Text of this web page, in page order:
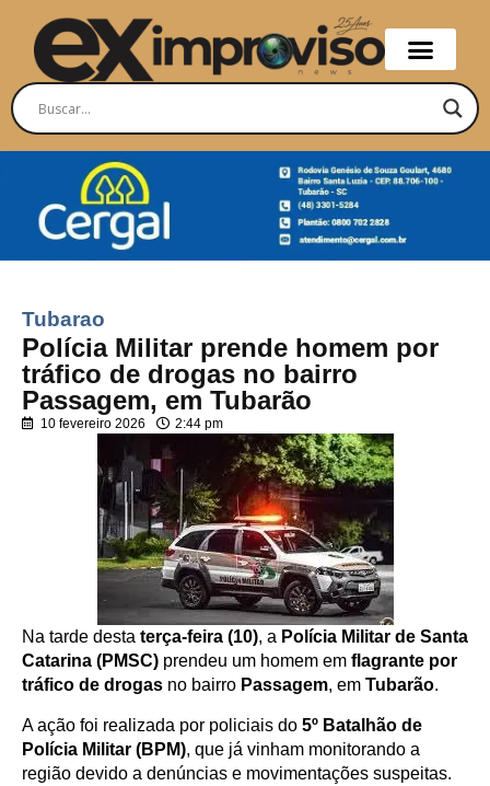
Tubarao
Polícia Militar prende homem por
tráfico de drogas no bairro
Passagem, em Tubarão
10 fevereiro 2026 2:44 pm
Na tarde desta terça-feira (10), a Polícia Militar de Santa
Catarina (PMSC) prendeu um homem em flagrante por
tráfico de drogas no bairro Passagem, em Tubarão.
A ação foi realizada por policiais do 5º Batalhão de
Polícia Militar (BPM), que já vinham monitorando a
região devido a denúncias e movimentações suspeitas.